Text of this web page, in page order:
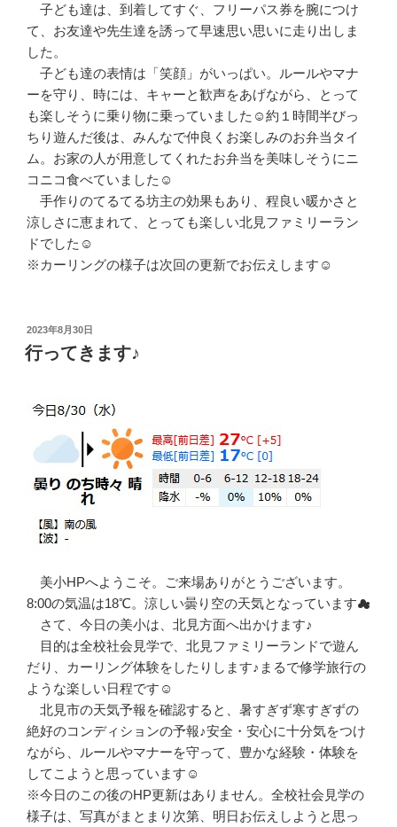
子ども達は、到着してすぐ、フリーパス券を腕につけ
て、お友達や先生達を誘って早速思い思いに走り出しま
した。
子ども達の表情は「笑顔」がいっぱい。ルールやマナ
ーを守り、時には、キャーと歓声をあげながら、とって
も楽しそうに乗り物に乗っていました☺約１時間半びっ
ちり遊んだ後は、みんなで仲良くお楽しみのお弁当タイ
ム。お家の人が用意してくれたお弁当を美味しそうにニ
コニコ食べていました☺
手作りのてるてる坊主の効果もあり、程良い暖かさと
涼しさに恵まれて、とっても楽しい北見ファミリーラン
ドでした☺
※カーリングの様子は次回の更新でお伝えします☺
投
稿
日:
2023年8月30日
行ってきます♪
美小HPへようこそ。ご来場ありがとうございます。
8:00の気温は18℃。涼しい曇り空の天気となっています☁
さて、今日の美小は、北見方面へ出かけます♪
目的は全校社会見学で、北見ファミリーランドで遊ん
だり、カーリング体験をしたりします♪まるで修学旅行の
ような楽しい日程です☺
北見市の天気予報を確認すると、暑すぎず寒すぎずの
絶好のコンディションの予報♪安全・安心に十分気をつけ
ながら、ルールやマナーを守って、豊かな経験・体験を
してこようと思っています☺
※今日のこの後のHP更新はありません。全校社会見学の
様子は、写真がまとまり次第、明日お伝えしようと思っ